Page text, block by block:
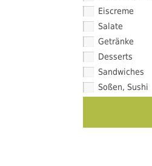
Eiscreme
Salate
Getränke
Desserts
Sandwiches
Soßen, Sushi